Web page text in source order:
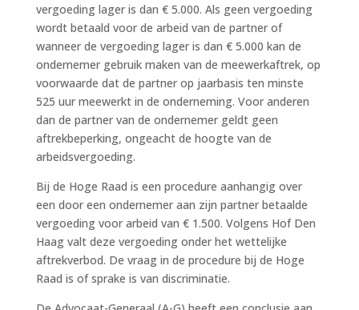
vergoeding lager is dan € 5.000. Als geen vergoeding
wordt betaald voor de arbeid van de partner of
wanneer de vergoeding lager is dan € 5.000 kan de
ondernemer gebruik maken van de meewerkaftrek, op
voorwaarde dat de partner op jaarbasis ten minste
525 uur meewerkt in de onderneming. Voor anderen
dan de partner van de ondernemer geldt geen
aftrekbeperking, ongeacht de hoogte van de
arbeidsvergoeding.
Bij de Hoge Raad is een procedure aanhangig over
een door een ondernemer aan zijn partner betaalde
vergoeding voor arbeid van € 1.500. Volgens Hof Den
Haag valt deze vergoeding onder het wettelijke
aftrekverbod. De vraag in de procedure bij de Hoge
Raad is of sprake is van discriminatie.